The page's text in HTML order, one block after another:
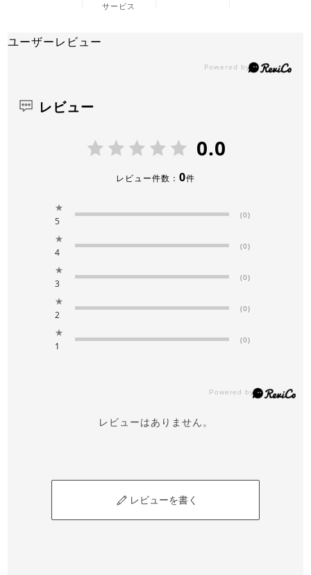
サービス
ユーザーレビュー
レビュー
0.0
レビュー件数： 0件
★
5
(0)
★
4
(0)
★
3
(0)
★
2
(0)
★
1
(0)
レビューはありません。
レビューを書く